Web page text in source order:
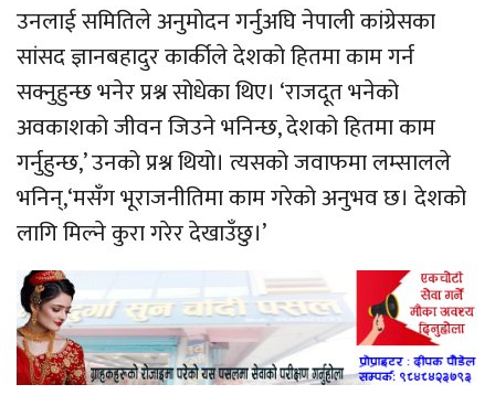
उनलाई समितिले अनुमोदन गर्नुअघि नेपाली कांग्रेसका
सांसद ज्ञानबहादुर कार्कीले देशको हितमा काम गर्न
सक्नुहुन्छ भनेर प्रश्न सोधेका थिए। ‘राजदूत भनेको
अवकाशको जीवन जिउने भनिन्छ, देशको हितमा काम
गर्नुहुन्छ,’ उनको प्रश्न थियो। त्यसको जवाफमा लम्सालले
भनिन्,‘मसँग भूराजनीतिमा काम गरेको अनुभव छ। देशको
लागि मिल्ने कुरा गरेर देखाउँछु।’